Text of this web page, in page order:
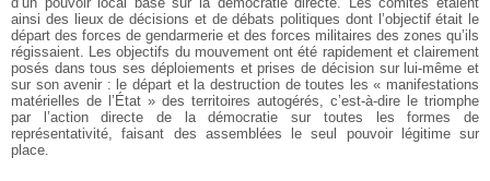
ainsi des lieux de décisions et de débats politiques dont l’objectif était le
départ des forces de gendarmerie et des forces militaires des zones qu’ils
régissaient. Les objectifs du mouvement ont été rapidement et clairement
posés dans tous ses déploiements et prises de décision sur lui-même et
sur son avenir : le départ et la destruction de toutes les « manifestations
matérielles de l’État » des territoires autogérés, c’est-à-dire le triomphe
par l’action directe de la démocratie sur toutes les formes de
représentativité, faisant des assemblées le seul pouvoir légitime sur
place.